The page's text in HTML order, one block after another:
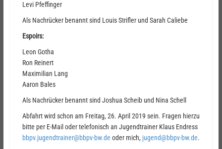
Levi Pfeffinger
Als Nachrücker benannt sind Louis Strifler und Sarah Caliebe
Espoirs:
Leon Gotha
Ron Reinert
Maximilian Lang
Aaron Bales
Als Nachrücker benannt sind Joshua Scheib und Nina Schell
Abfahrt wird schon am Freitag, 26. April 2019 sein. Fragen hierzu
bitte per E-Mail oder telefonisch an Jugendtrainer Klaus Endress
bbpv.jugendtrainer@bbpv-bw.de oder mich, jugend@bbpv-bw.de.